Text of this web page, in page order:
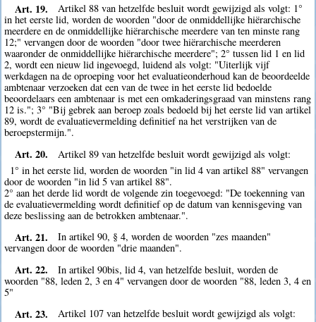
Art. 19.
Artikel 88 van hetzelfde besluit wordt gewijzigd als volgt: 1°
in het eerste lid, worden de woorden "door de onmiddellijke hiërarchische
meerdere en de onmiddellijke hiërarchische meerdere van ten minste rang
12;" vervangen door de woorden "door twee hiërarchische meerderen
waaronder de onmiddellijke hiërarchische meerdere"; 2° tussen lid 1 en lid
2, wordt een nieuw lid ingevoegd, luidend als volgt: "Uiterlijk vijf
werkdagen na de oproeping voor het evaluatieonderhoud kan de beoordeelde
ambtenaar verzoeken dat een van de twee in het eerste lid bedoelde
beoordelaars een ambtenaar is met een omkaderingsgraad van minstens rang
12 is."; 3° "Bij gebrek aan beroep zoals bedoeld bij het eerste lid van artikel
89, wordt de evaluatievermelding definitief na het verstrijken van de
beroepstermijn.".
Art. 20.
Artikel 89 van hetzelfde besluit wordt gewijzigd als volgt:
1° in het eerste lid, worden de woorden "in lid 4 van artikel 88" vervangen
door de woorden "in lid 5 van artikel 88".
2° aan het derde lid wordt de volgende zin toegevoegd: "De toekenning van
de evaluatievermelding wordt definitief op de datum van kennisgeving van
deze beslissing aan de betrokken ambtenaar.".
Art. 21.
In artikel 90, § 4, worden de woorden "zes maanden"
vervangen door de woorden "drie maanden".
Art. 22.
In artikel 90bis, lid 4, van hetzelfde besluit, worden de
woorden "88, leden 2, 3 en 4" vervangen door de woorden "88, leden 3, 4 en
5"
Art. 23.
Artikel 107 van hetzelfde besluit wordt gewijzigd als volgt: